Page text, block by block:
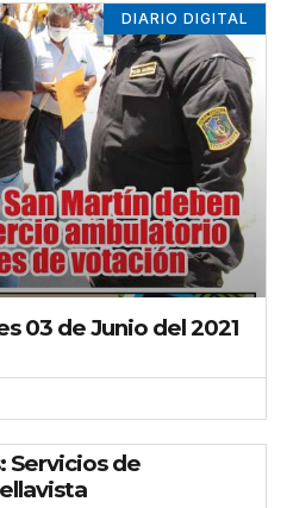
DIARIO DIGITAL
03 de Junio del 2021
Servicios de